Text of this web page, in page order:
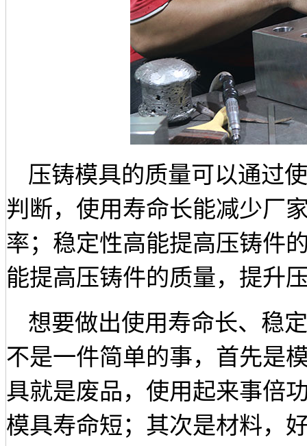
压铸模具的质量可以通过
判断，使用寿命长能减少厂
率；稳定性高能提高压铸件
能提高压铸件的质量，提升
想要做出使用寿命长、稳
不是一件简单的事，首先是
具就是废品，使用起来事倍
模具寿命短；其次是材料，